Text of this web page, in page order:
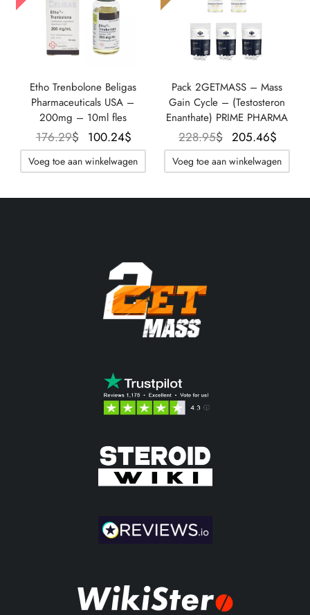
Etho Trenbolone Beligas
Pharmaceuticals USA –
200mg – 10ml fles
176.29$ Oorspronkelijke
prijs was:
176.29$.
100.24$
huidige
prijs is:
Voeg toe aan winkelwagen
Pack 2GETMASS – Mass
Gain Cycle – (Testosteron
Enanthate) PRIME PHARMA
228.95$ Oorspronkelijke
prijs was:
228.95$.
205.46$
prijs
Voeg toe aan winkelwagen